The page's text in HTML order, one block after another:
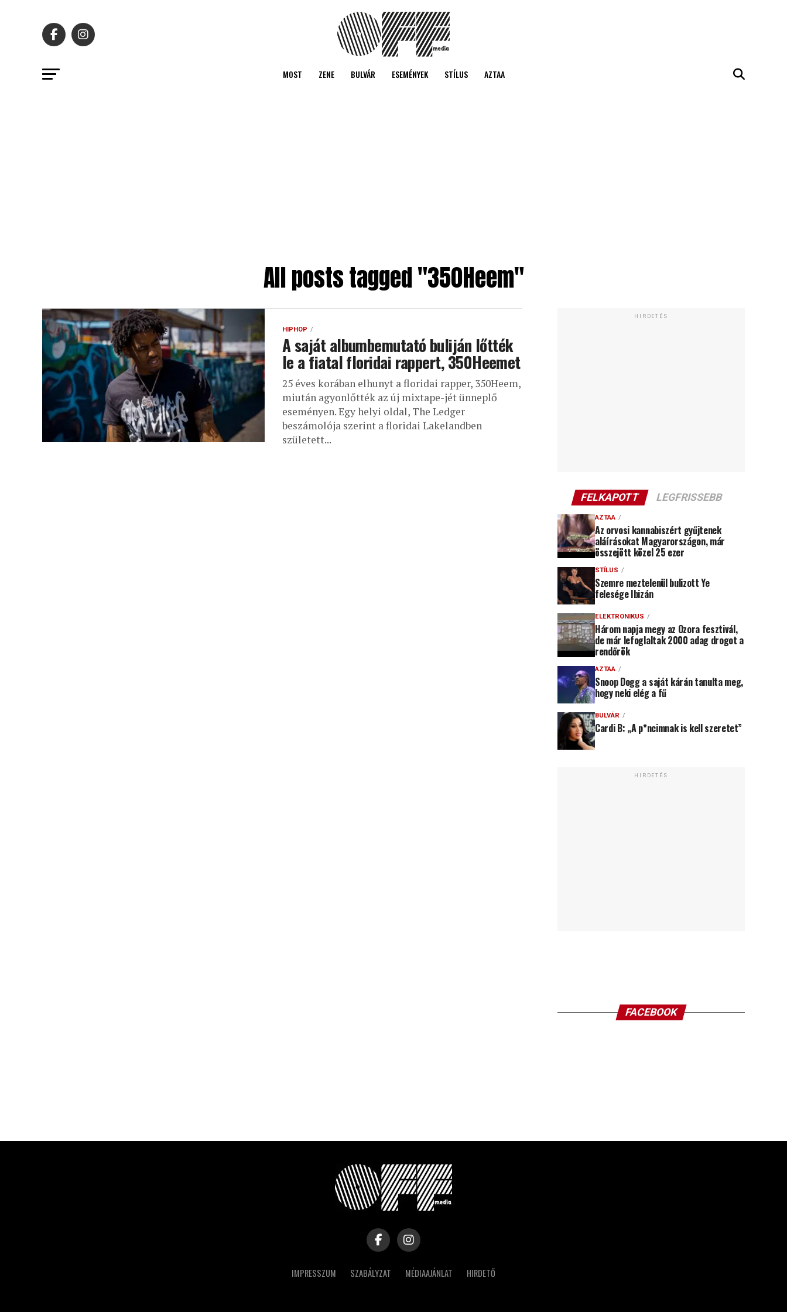
MOST ZENE BULVÁR ESEMÉNYEK STÍLUS AZTAA
All posts tagged "350Heem"
HIPHOP
A saját albumbemutató buliján lőtték
le a fiatal floridai rappert, 350Heemet
25 éves korában elhunyt a floridai rapper, 350Heem,
miután agyonlőtték az új mixtape-jét ünneplő
eseményen. Egy helyi oldal, The Ledger
beszámolója szerint a floridai Lakelandben
született...
HIRDETÉS
FELKAPOTT LEGFRISSEBB
AZTAA
Az orvosi kannabiszért gyűjtenek
aláírásokat Magyarországon, már
összejött közel 25 ezer
STÍLUS
Szemre meztelenül bulizott Ye
felesége Ibizán
ELEKTRONIKUS
Három napja megy az Ozora fesztivál,
de már lefoglaltak 2000 adag drogot a
rendőrök
AZTAA
Snoop Dogg a saját kárán tanulta meg,
hogy neki elég a fű
BULVÁR
Cardi B: „A p*ncimnak is kell szeretet”
HIRDETÉS
FACEBOOK
IMPRESSZUM SZABÁLYZAT MÉDIAAJÁNLAT HIRDETŐ